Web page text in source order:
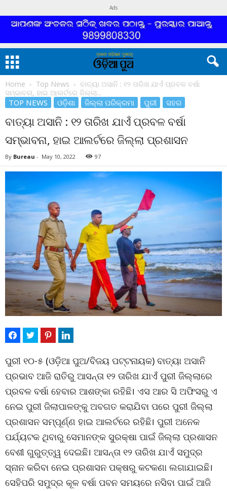
Ads
Home Top News
ବାତ୍ୟା ଅସାନି : ୧୨ ତାରିଖ ଯାଏଁ ପ୍ରବଳ ବର୍ଷା
ସମ୍ଭାବନା, ହାଇ ଆଲର୍ଟରେ ଜିଲ୍ଲା...
TOP NEWS ଓଡ଼ିଶା ଜିଲ୍ଲା ପରିକ୍ରମା ପୁରୀ ସହର
ବାତ୍ୟା ଅସାନି : ୧୨ ତାରିଖ ଯାଏଁ ପ୍ରବଳ ବର୍ଷା
ସମ୍ଭାବନା, ହାଇ ଆଲର୍ଟରେ ଜିଲ୍ଲା ପ୍ରଶାସନ
By Bureau - May 10, 2022 97
ପୁରୀ ୧୦-୫ (ଓଡ଼ିଆ ପୁଅ/ବିଜୟ ପଟ୍ଟନାୟକ) ବାତ୍ୟା ଅସାନି
ପ୍ରଭାବ ଆଜି ରାତିରୁ ଆସନ୍ତା ୧୨ ତାରିଖ ଯାଏଁ ପୁରୀ ଜିଲ୍ଲାରେ
ପ୍ରବଳ ବର୍ଷା ହେବାର ଆଶଙ୍କା ରହିଛି। ଏସ ଆର ସି ଅଫିସରୁ ଏ
ନେଇ ପୁରୀ ଜିଲାପାଳଙ୍କୁ ଅବଗତ କରାଯିବା ପରେ ପୁରୀ ଜିଲ୍ଲା
ପ୍ରଶାସନ ସମ୍ପୂର୍ଣ୍ଣ ହାଇ ଆଲର୍ଟରେ ରହିଛି। ପୁରୀ ଅନେକ
ପର୍ଯ୍ୟଟକ ଥିବାରୁ ସେମାନଙ୍କ ସୁରକ୍ଷା ପାଇଁ ଜିଲ୍ଲା ପ୍ରଶାସନ
ବେଶୀ ଗୁରୁତ୍ତ୍ୱ ଦେଇଛି। ଆସନ୍ତା ୧୨ ତାରିଖ ଯାଏଁ ସମୁଦ୍ର
ସ୍ନାନ କରିବା ନେଇ ପ୍ରଶାସନ ପକ୍ଷରୁ କଟକଣା ଲଗାଯାଇଛି।
ସେହିପରି ସମୁଦ୍ର କୂଳ ବର୍ଷା ପବନ ସମୟରେ ନସିବା ପାଇଁ ଆଜି